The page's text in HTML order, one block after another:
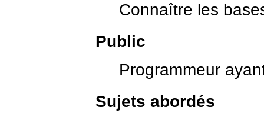
Connaître les
Public
Programmeur
Sujets abordés